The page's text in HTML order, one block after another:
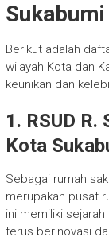
Sukabumi
Berikut adalah
wilayah Kota dan
keunikan dan
1. RSUD
Kota
Sebagai rumah
merupakan pusat
ini memiliki
terus berinovasi